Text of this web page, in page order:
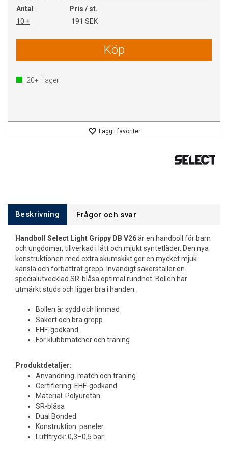
Antal
Pris / st.
10 +
191 SEK
Köp
20+ i lager
Lägg i favoriter
Beskrivning Frågor och svar
Handboll Select Light Grippy DB V26är en handboll för barn
och ungdomar, tillverkad i lätt och mjukt syntetläder. Den nya
konstruktionen med extra skumskikt ger en mycket mjuk
känsla och förbättrat grepp. Invändigt säkerställer en
specialutvecklad SR-blåsa optimal rundhet. Bollen har
utmärkt studs och ligger bra i handen.
Bollen är sydd och limmad
Säkert och bra grepp
EHF-godkänd
För klubbmatcher och träning
Produktdetaljer:
Användning: match och träning
Certifiering: EHF-godkänd
Material: Polyuretan
SR-blåsa
Dual Bonded
Konstruktion: paneler
Lufttryck: 0,3–0,5 bar